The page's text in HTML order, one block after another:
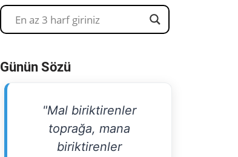
Günün Sözü
"Mal biriktirenler
toprağa, mana
biriktirenler